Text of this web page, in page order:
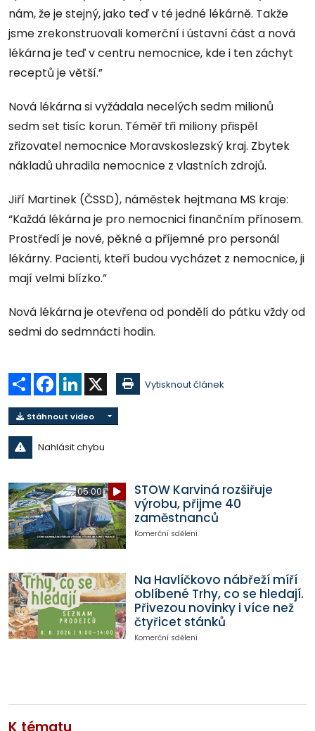
nám, že je stejný, jako teď v té jedné lékárně. Takže
jsme zrekonstruovali komerční i ústavní část a nová
lékárna je teď v centru nemocnice, kde i ten záchyt
receptů je větší.”
Nová lékárna si vyžádala necelých sedm milionů
sedm set tisíc korun. Téměř tři miliony přispěl
zřizovatel nemocnice Moravskoslezský kraj. Zbytek
nákladů uhradila nemocnice z vlastních zdrojů.
Jiří Martinek (ČSSD), náměstek hejtmana MS kraje:
“Každá lékárna je pro nemocnici finančním přínosem.
Prostředí je nové, pěkné a příjemné pro personál
lékárny. Pacienti, kteří budou vycházet z nemocnice, ji
mají velmi blízko.”
Nová lékárna je otevřena od pondělí do pátku vždy od
sedmi do sedmnácti hodin.
Sdílet Facebook
LinkedIn Vytisknout článek
Stáhnout video
Nahlásit chybu
05:00
STOW Karviná rozšiřuje
výrobu, přijme 40
zaměstnanců
Komerční sdělení
Na Havlíčkovo nábřeží míří
oblíbené Trhy, co se hledají.
Přivezou novinky i více než
čtyřicet stánků
Komerční sdělení